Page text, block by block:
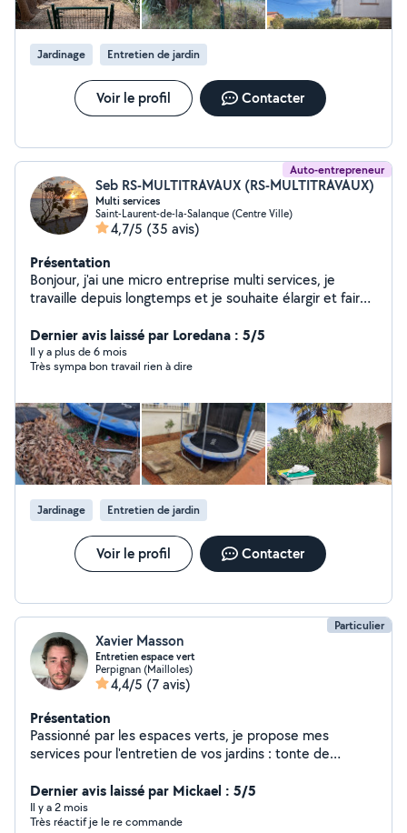
Jardinage Entretien de jardin
Voir le profil Contacter
Auto-entrepreneur
Seb RS-MULTITRAVAUX (RS-MULTITRAVAUX)
Multi services
Saint-Laurent-de-la-Salanque (Centre Ville)
4,7/5 (35 avis)
Présentation
Bonjour, j'ai une micro entreprise multi services, je
travaille depuis longtemps et je souhaite élargir et faire
très professionnel, ponctuel et minutieux dans les
démarches. Je m'adapte également à chaque milieu,
chaque prestation. Quelques prestations de services :
déménagement, aide à l'aménagement, vide maison,
réparation, bricolage, nettoyage intérieur et extérieur,
peinture.....
Dernier avis laissé par Loredana : 5/5
Il y a plus de 6 mois
Très sympa bon travail rien à dire
Jardinage Entretien de jardin
Voir le profil Contacter
Particulier
Xavier Masson
Entretien espace vert
Perpignan (Mailloles)
4,4/5 (7 avis)
Présentation
Passionné par les espaces verts, je propose mes
services pour l'entretien de vos jardins : tonte de
nettoyage extérieur, etc.
Dernier avis laissé par Mickael : 5/5
Il y a 2 mois
Très réactif je le re commande